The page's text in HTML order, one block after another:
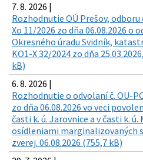
7. 8. 2026 |
Rozhodnutie OÚ Prešov,
Xo 11/2026 zo dňa 06.08.2026
Okresného úradu Svidník,
KO1-X 32/2024 zo dňa
kB)
6. 8. 2026 |
Rozhodnutie o odvolaní č. OU-
zo dňa 06.08.2026 vo veci
časti k. ú. Jarovnice a v časti k. ú.
osídleniami marginalizovaných
zverej. 06.08.2026 (755,7 kB)